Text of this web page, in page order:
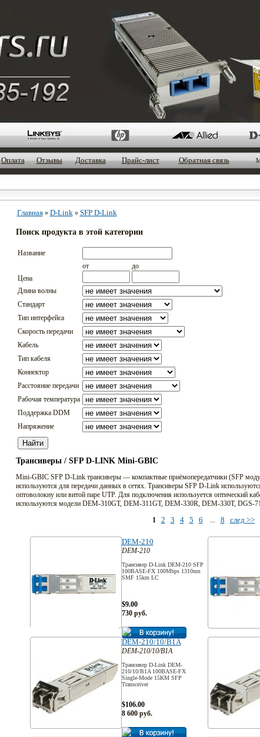
Оплата Отзывы Доставка Прайс-лист Обратная связь
Главная» D-Link» SFP D-Link
Поиск продукта в этой категории
Название
Цена
от до
Длина волны
Стандарт
Тип интерфейса
Скорость передачи
Кабель
Тип кабеля
Коннектор
Расстояние передачи
Рабочая температура
Поддержка DDM
Напряжение
Трансиверы / SFP D-LINK Mini-GBIC
Mini-GBIC SFP D-Link трансиверы — компактные приёмопередатчики (SFP
используются для передачи данных в сетях. Трансиверы SFP D-Link
оптоволокну или витой паре UTP. Для подключения используется оптический
используются модели DEM-310GT, DEM-311GT, DEM-330R, DEM-330T, DGS-
1
2 3 4 5 6 ... 8 след >>
DEM-210
DEM-210
Трансивер D-Link DEM-210 SFP
100BASE-FX 100Mbps 1310nm
SMF 15km LC
$9.00
730 руб.
DEM-210/10/B1A
DEM-210/10/B1A
Трансивер D-Link DEM-
210/10/B1A 100BASE-FX
Single-Mode 15KM SFP
Transceiver
$106.00
8 600 руб.